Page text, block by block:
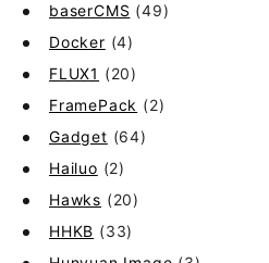
baserCMS (49)
Docker (4)
FLUX1 (20)
FramePack (2)
Gadget (64)
Hailuo (2)
Hawks (20)
HHKB (33)